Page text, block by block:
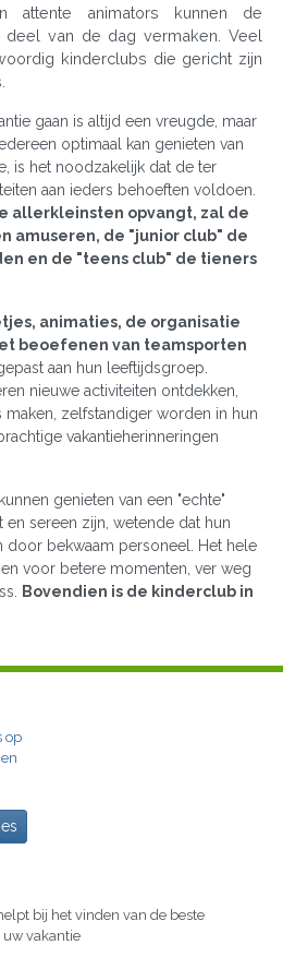
attente animators kunnen de
van de dag vermaken. Veel
kinderclubs die gericht zijn
gaan is altijd een vreugde, maar
optimaal kan genieten van
is het noodzakelijk dat de ter
aan ieders behoeften voldoen.
allerkleinsten opvangt, zal de
amuseren, de "junior club" de
en de "teens club" de tieners
animaties, de organisatie
beoefenen van teamsporten
aan hun leeftijdsgroep.
nieuwe activiteiten ontdekken,
maken, zelfstandiger worden in hun
vakantieherinneringen
genieten van een "echte"
en sereen zijn, wetende dat hun
door bekwaam personeel. Het hele
voor betere momenten, ver weg
Bovendien is de kinderclub in
op
bij het vinden van de beste
vakantie